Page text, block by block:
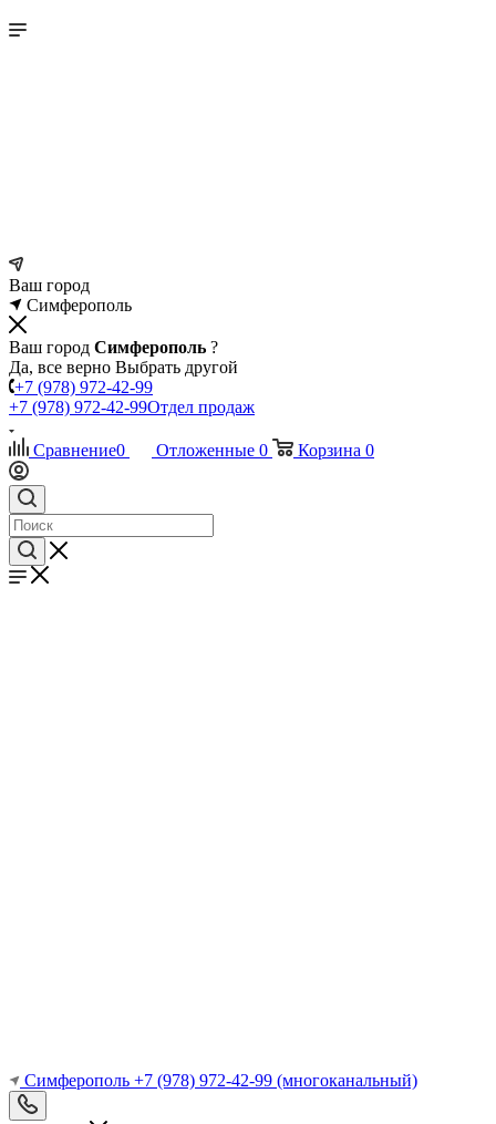
Ваш город
Симферополь
Ваш город Симферополь ?
Да, все верно Выбрать другой
+7 (978) 972-42-99
+7 (978) 972-42-99Отдел продаж
Сравнение0 Отложенные 0 Корзина 0
Симферополь +7 (978) 972-42-99 (многоканальный)